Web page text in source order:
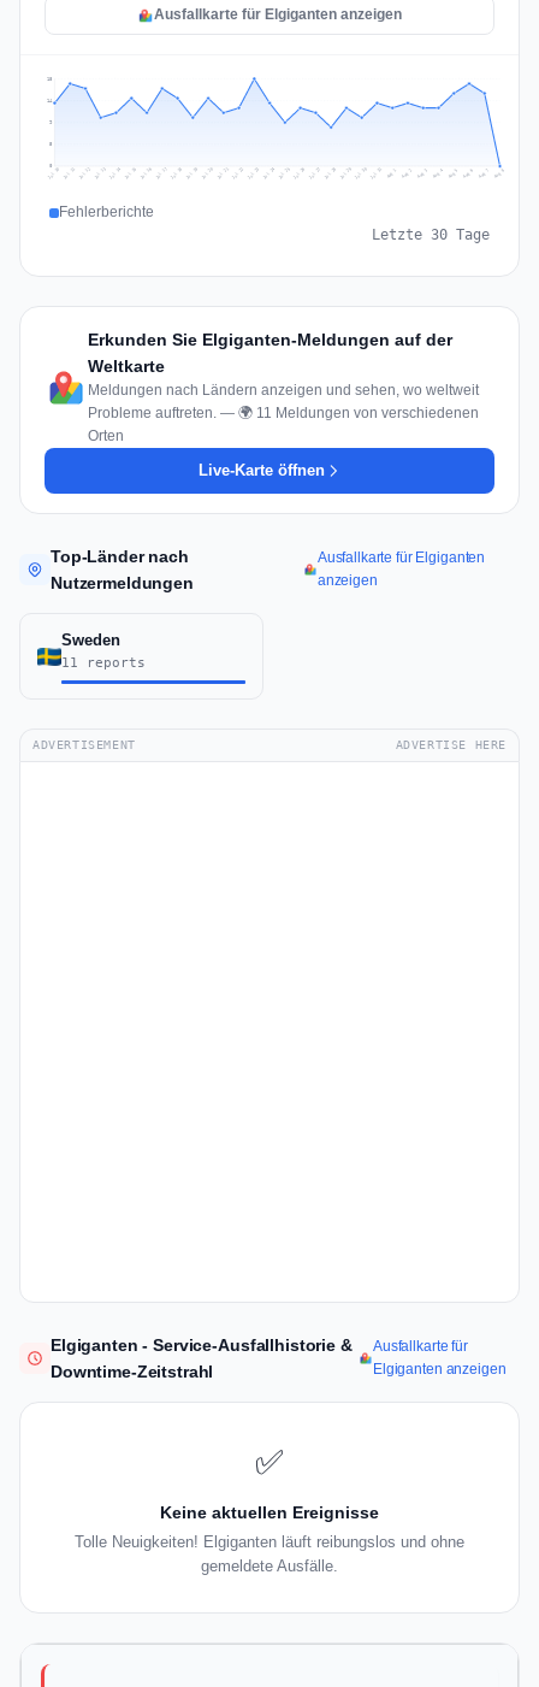
Ausfallkarte für Elgiganten anzeigen
9
14
18
Jul 10 Jul 11 Jul 12 Jul 13 Jul 14 Jul 15 Jul 16 Jul 17 Jul 18 Jul 19 Jul 20 Jul 21 Jul 22 Jul 23 Jul 24 Jul 25 Jul 26 Jul 27 Jul 28 Jul 29 Jul 30 Jul 31 Aug 1 Aug 2 Aug 3 Aug 4 Aug 5 Aug 6 Aug 7 Aug 8
Fehlerberichte
Letzte 30 Tage
Erkunden Sie Elgiganten-Meldungen auf der
Weltkarte
Meldungen nach Ländern anzeigen und sehen, wo weltweit
Probleme auftreten. — 🌍 11 Meldungen von verschiedenen
Orten
Live-Karte öffnen
Top-Länder nach
Nutzermeldungen
Ausfallkarte für Elgiganten
anzeigen
Sweden
11 reports
ADVERTISEMENT ADVERTISE HERE
Elgiganten - Service-Ausfallhistorie &
Downtime-Zeitstrahl
Ausfallkarte für
Elgiganten anzeigen
✅
Keine aktuellen Ereignisse
Tolle Neuigkeiten! Elgiganten läuft reibungslos und ohne
gemeldete Ausfälle.